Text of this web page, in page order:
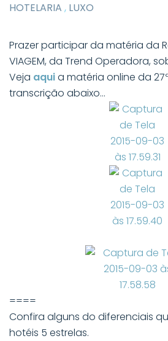
HOTELARIA , LUXO
Prazer participar da matéria da
VIAGEM, da Trend Operadora,
Veja aquia matéria online da
transcrição abaixo…
====
Confira alguns do diferenciais
hotéis 5 estrelas.